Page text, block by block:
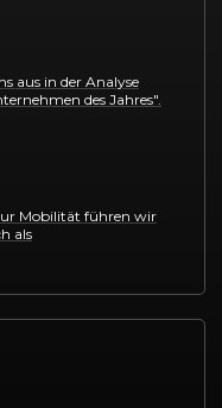
aus in der Analyse
des Jahres".
Mobilität führen wir
als